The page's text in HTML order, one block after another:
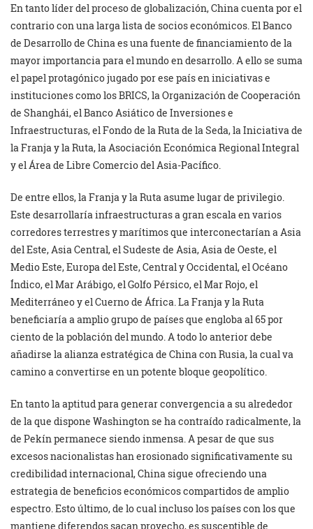
En tanto líder del proceso de globalización, China cuenta por el
contrario con una larga lista de socios económicos. El Banco
de Desarrollo de China es una fuente de financiamiento de la
mayor importancia para el mundo en desarrollo. A ello se suma
el papel protagónico jugado por ese país en iniciativas e
instituciones como los BRICS, la Organización de Cooperación
de Shanghái, el Banco Asiático de Inversiones e
Infraestructuras, el Fondo de la Ruta de la Seda, la Iniciativa de
la Franja y la Ruta, la Asociación Económica Regional Integral
y el Área de Libre Comercio del Asia-Pacífico.
De entre ellos, la Franja y la Ruta asume lugar de privilegio.
Este desarrollaría infraestructuras a gran escala en varios
corredores terrestres y marítimos que interconectarían a Asia
del Este, Asia Central, el Sudeste de Asia, Asia de Oeste, el
Medio Este, Europa del Este, Central y Occidental, el Océano
Índico, el Mar Arábigo, el Golfo Pérsico, el Mar Rojo, el
Mediterráneo y el Cuerno de África. La Franja y la Ruta
beneficiaría a amplio grupo de países que engloba al 65 por
ciento de la población del mundo. A todo lo anterior debe
añadirse la alianza estratégica de China con Rusia, la cual va
camino a convertirse en un potente bloque geopolítico.
En tanto la aptitud para generar convergencia a su alrededor
de la que dispone Washington se ha contraído radicalmente, la
de Pekín permanece siendo inmensa. A pesar de que sus
excesos nacionalistas han erosionado significativamente su
credibilidad internacional, China sigue ofreciendo una
estrategia de beneficios económicos compartidos de amplio
espectro. Esto último, de lo cual incluso los países con los que
mantiene diferendos sacan provecho, es susceptible de